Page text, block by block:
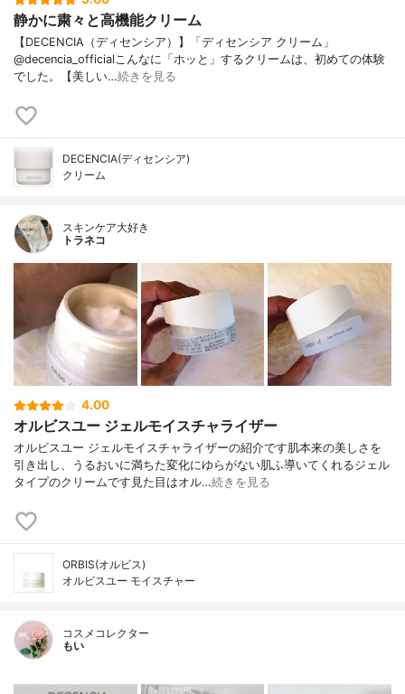
静かに粛々と高機能クリーム
【DECENCIA（ディセンシア）】「ディセンシア クリーム」
@decencia_officialこんなに「ホッと」するクリームは、初めての体験
でした。【美しい…続きを見る
DECENCIA(ディセンシア)
クリーム
スキンケア大好き
トラネコ
4.00
オルビスユー ジェルモイスチャライザー
オルビスユー ジェルモイスチャライザーの紹介です肌本来の美しさを
引き出し、うるおいに満ちた変化にゆらがない肌ふ導いてくれるジェル
タイプのクリームです見た目はオル…続きを見る
ORBIS(オルビス)
オルビスユー モイスチャー
コスメコレクター
もい